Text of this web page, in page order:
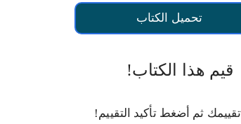
تحميل الكتاب
قيم هذا الكتاب!
تقييمك ثم أضغط تأكيد التقييم!